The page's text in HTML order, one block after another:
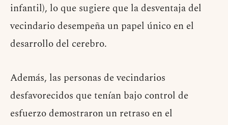
infantil), lo que sugiere que la desventaja del
vecindario desempeña un papel único en el
desarrollo del cerebro.
Además, las personas de vecindarios
desfavorecidos que tenían bajo control de
esfuerzo demostraron un retraso en el